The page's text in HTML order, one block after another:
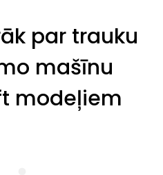
par trauku
mašīnu
modeļiem